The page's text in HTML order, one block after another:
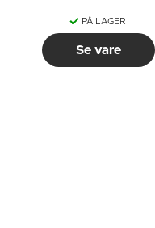
PÅ LAGER
Se vare